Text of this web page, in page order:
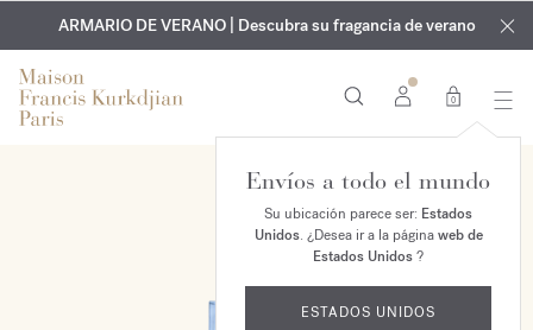
EXCLUSIVO | Descubra la nueva fragancia OUD
velvet mood
en su pedido*
GRABADO GRATUITO | En todas las fragancias y aceites
corporales hasta el 9 de agosto
ARMARIO DE VERANO | Descubra su fragancia de verano
0
Envíos a todo el mundo
Su ubicación parece ser: Estados
Unidos. ¿Desea ir a la páginaweb de
Estados Unidos?
ESTADOS UNIDOS